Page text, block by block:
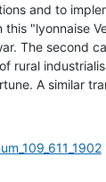
and to
"lyonnaise
The second
rural
A similar